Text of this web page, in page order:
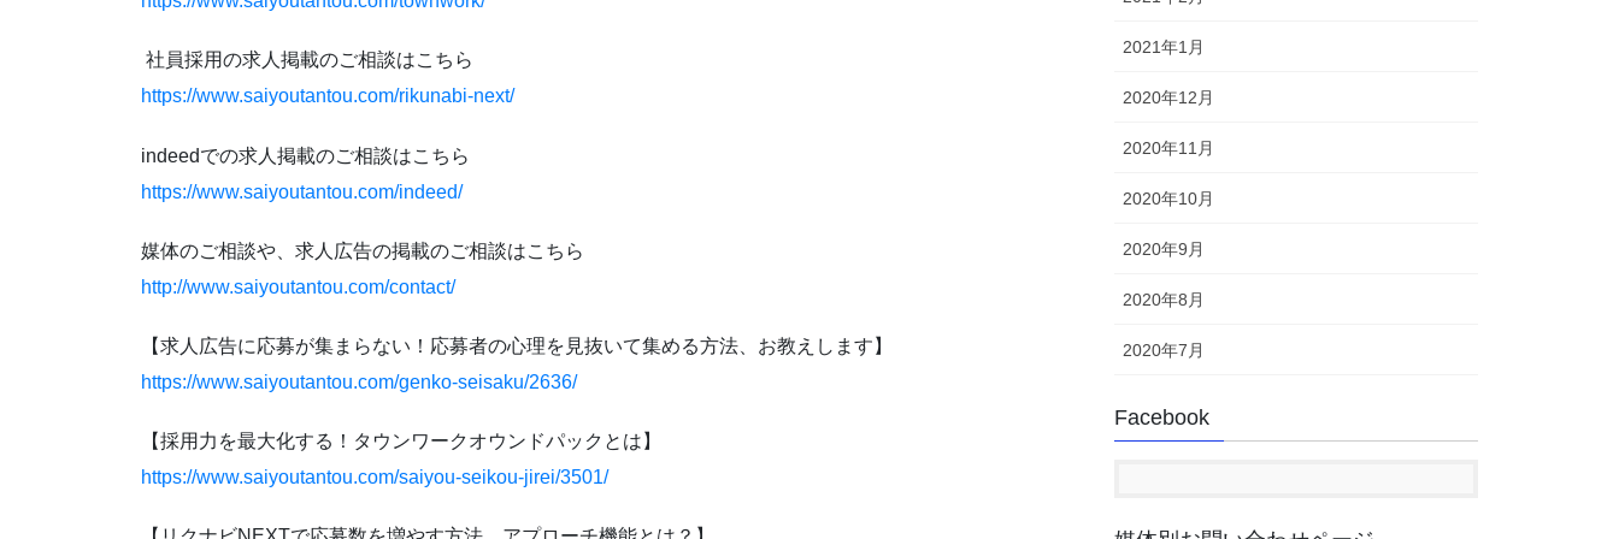
社員採用の求人掲載のご相談はこちら
https://www.saiyoutantou.com/rikunabi-next/
indeedでの求人掲載のご相談はこちら
https://www.saiyoutantou.com/indeed/
媒体のご相談や、求人広告の掲載のご相談はこちら
http://www.saiyoutantou.com/contact/
【求人広告に応募が集まらない！応募者の心理を見抜いて集める方法、お教えします】
https://www.saiyoutantou.com/genko-seisaku/2636/
【採用力を最大化する！タウンワークオウンドパックとは】
https://www.saiyoutantou.com/saiyou-seikou-jirei/3501/
2021年1月
2020年12月
2020年11月
2020年10月
2020年9月
2020年8月
2020年7月
Facebook